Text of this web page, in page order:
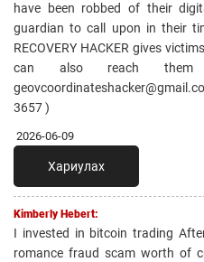
have been robbed of their
guardian to call upon in their
RECOVERY HACKER gives
can also reach
3657 )
2026-06-09
Хариулах
Kimberly Hebert:
I invested in bitcoin trading
romance fraud scam worth of